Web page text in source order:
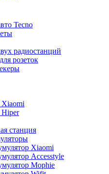
Tecno
радиостанций
розеток
Xiaomi
Hiper
станция
Xiaomi
Accesstyle
Mophie